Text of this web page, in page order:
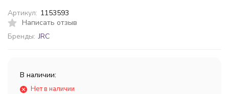
Написать отзыв
Бренды: JRC
Артикул: 1153593
В наличии:
Нет в наличии